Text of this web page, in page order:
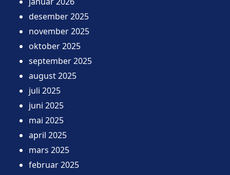
desember 2025
november 2025
oktober 2025
september 2025
august 2025
juli 2025
juni 2025
mai 2025
april 2025
mars 2025
februar 2025